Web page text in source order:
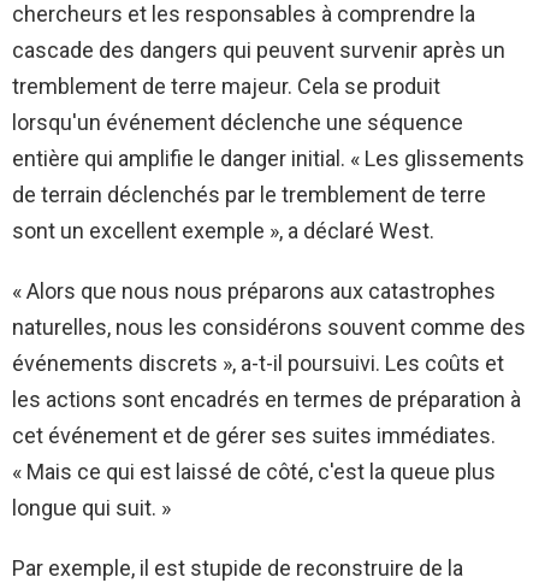
chercheurs et les responsables à comprendre la
cascade des dangers qui peuvent survenir après un
tremblement de terre majeur. Cela se produit
lorsqu'un événement déclenche une séquence
entière qui amplifie le danger initial. « Les glissements
de terrain déclenchés par le tremblement de terre
sont un excellent exemple », a déclaré West.
« Alors que nous nous préparons aux catastrophes
naturelles, nous les considérons souvent comme des
événements discrets », a-t-il poursuivi. Les coûts et
les actions sont encadrés en termes de préparation à
cet événement et de gérer ses suites immédiates.
« Mais ce qui est laissé de côté, c'est la queue plus
longue qui suit. »
Par exemple, il est stupide de reconstruire de la